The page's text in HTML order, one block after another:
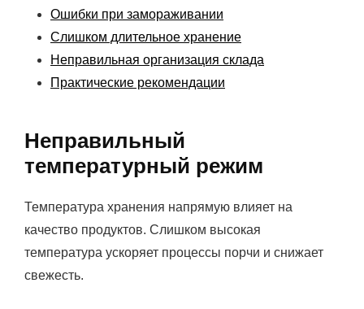
Ошибки при замораживании
Слишком длительное хранение
Неправильная организация склада
Практические рекомендации
Неправильный
температурный режим
Температура хранения напрямую влияет на
качество продуктов. Слишком высокая
температура ускоряет процессы порчи и снижает
свежесть.